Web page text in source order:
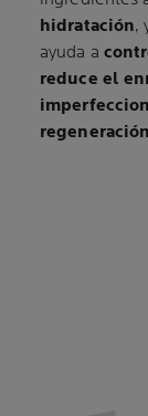
hidratación,
ayuda a
reduce el